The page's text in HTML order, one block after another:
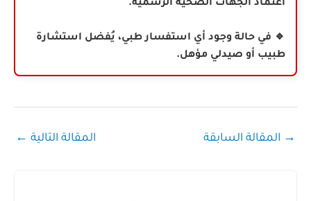
اعتماد الجهات الصحية الرسمية.
🔹 في حالة وجود أي استفسار طبي، يُفضل استشارة
طبيب أو صيدلي مؤهل.
→ المقالة السابقة المقالة التالية ←